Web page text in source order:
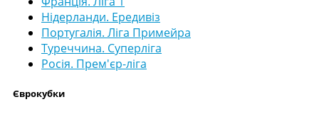
Нідерланди. Ередивіз
Португалія. Ліга Примейра
Туреччина. Суперліга
Росія. Прем'єр-ліга
Єврокубки